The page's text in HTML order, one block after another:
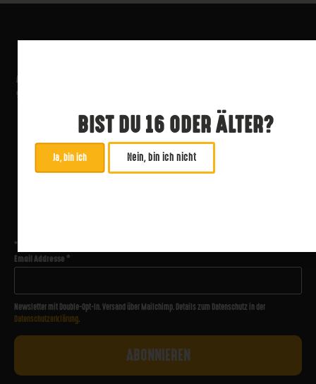
*
Email Addresse*
Newsletter mit Double-Opt-In. Versand über Mailchimp. Details zum Datenschutz in der
Datenschutzerklärung.
BIST DU 16 ODER ÄLTER?
Ja, bin ich Nein, bin ich nicht